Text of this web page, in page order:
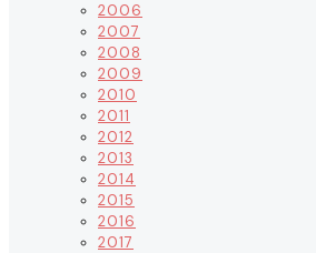
2006
2007
2008
2009
2010
2011
2012
2013
2014
2015
2016
2017